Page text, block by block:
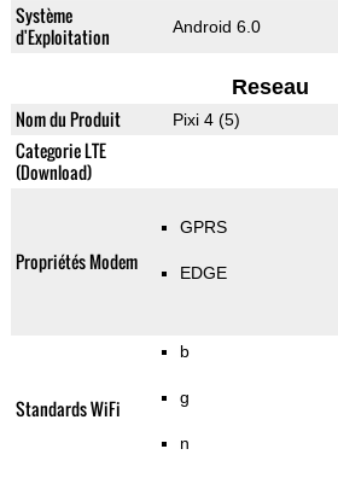
Système
d'Exploitation
Android 6.0
Reseau
Nom du Produit Pixi 4 (5)
Categorie LTE
(Download)
Propriétés Modem
GPRS
EDGE
Standards WiFi
b
g
n